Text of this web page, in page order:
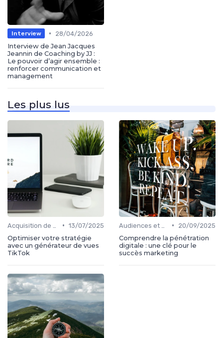
Interview •
28/04/2026
Interview de Jean Jacques
Jeannin de Coaching by JJ :
Le pouvoir d’agir ensemble :
renforcer communication et
management
Les plus lus
• 13/07/2025
Optimiser votre stratégie
avec un générateur de vues
TikTok
•
20/09/2025
Comprendre la pénétration
digitale : une clé pour le
succès marketing